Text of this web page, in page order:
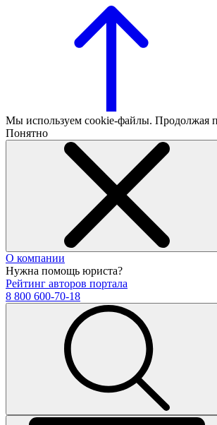
Мы используем cookie-файлы. Продолжая
Понятно
О компании
Нужна помощь юриста?
Рейтинг авторов портала
8 800 600-70-18